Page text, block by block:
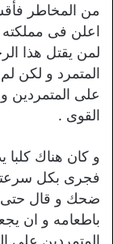
من المخاطر
اعلن فى مملكته
لمن يقتل هذا
المتمرد و لكن
على المتمردين
القوى .
و كان هناك
فجرى بكل سرعته
ضحك و قال حتى
باطعامه و ان
المتمردين على